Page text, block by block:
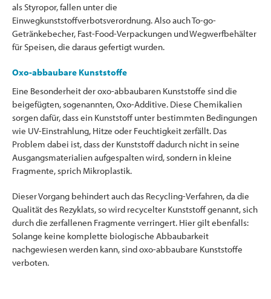
als Styropor, fallen unter die
Einwegkunststoffverbotsverordnung. Also auch To-go-
Getränkebecher, Fast-Food-Verpackungen und Wegwerfbehälter
für Speisen, die daraus gefertigt wurden.
Oxo-abbaubare Kunststoffe
Eine Besonderheit der oxo-abbaubaren Kunststoffe sind die
beigefügten, sogenannten, Oxo-Additive. Diese Chemikalien
sorgen dafür, dass ein Kunststoff unter bestimmten Bedingungen
wie UV-Einstrahlung, Hitze oder Feuchtigkeit zerfällt. Das
Problem dabei ist, dass der Kunststoff dadurch nicht in seine
Ausgangsmaterialien aufgespalten wird, sondern in kleine
Fragmente, sprich Mikroplastik.
Dieser Vorgang behindert auch das Recycling-Verfahren, da die
Qualität des Rezyklats, so wird recycelter Kunststoff genannt, sich
durch die zerfallenen Fragmente verringert. Hier gilt ebenfalls:
Solange keine komplette biologische Abbaubarkeit
nachgewiesen werden kann, sind oxo-abbaubare Kunststoffe
verboten.